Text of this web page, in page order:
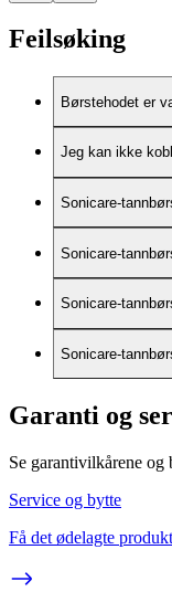
Feilsøking
Børstehodet er
Jeg kan ikke
Sonicare-
Sonicare-
Sonicare-
Sonicare-
Garanti og
Se garantivilkårene
Service og bytte
Få det ødelagte